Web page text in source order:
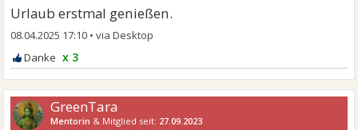
Urlaub erstmal genießen.
08.04.2025 17:10 •
x 3
GreenTara
Mentorin & Mitglied seit: 27.09.2023